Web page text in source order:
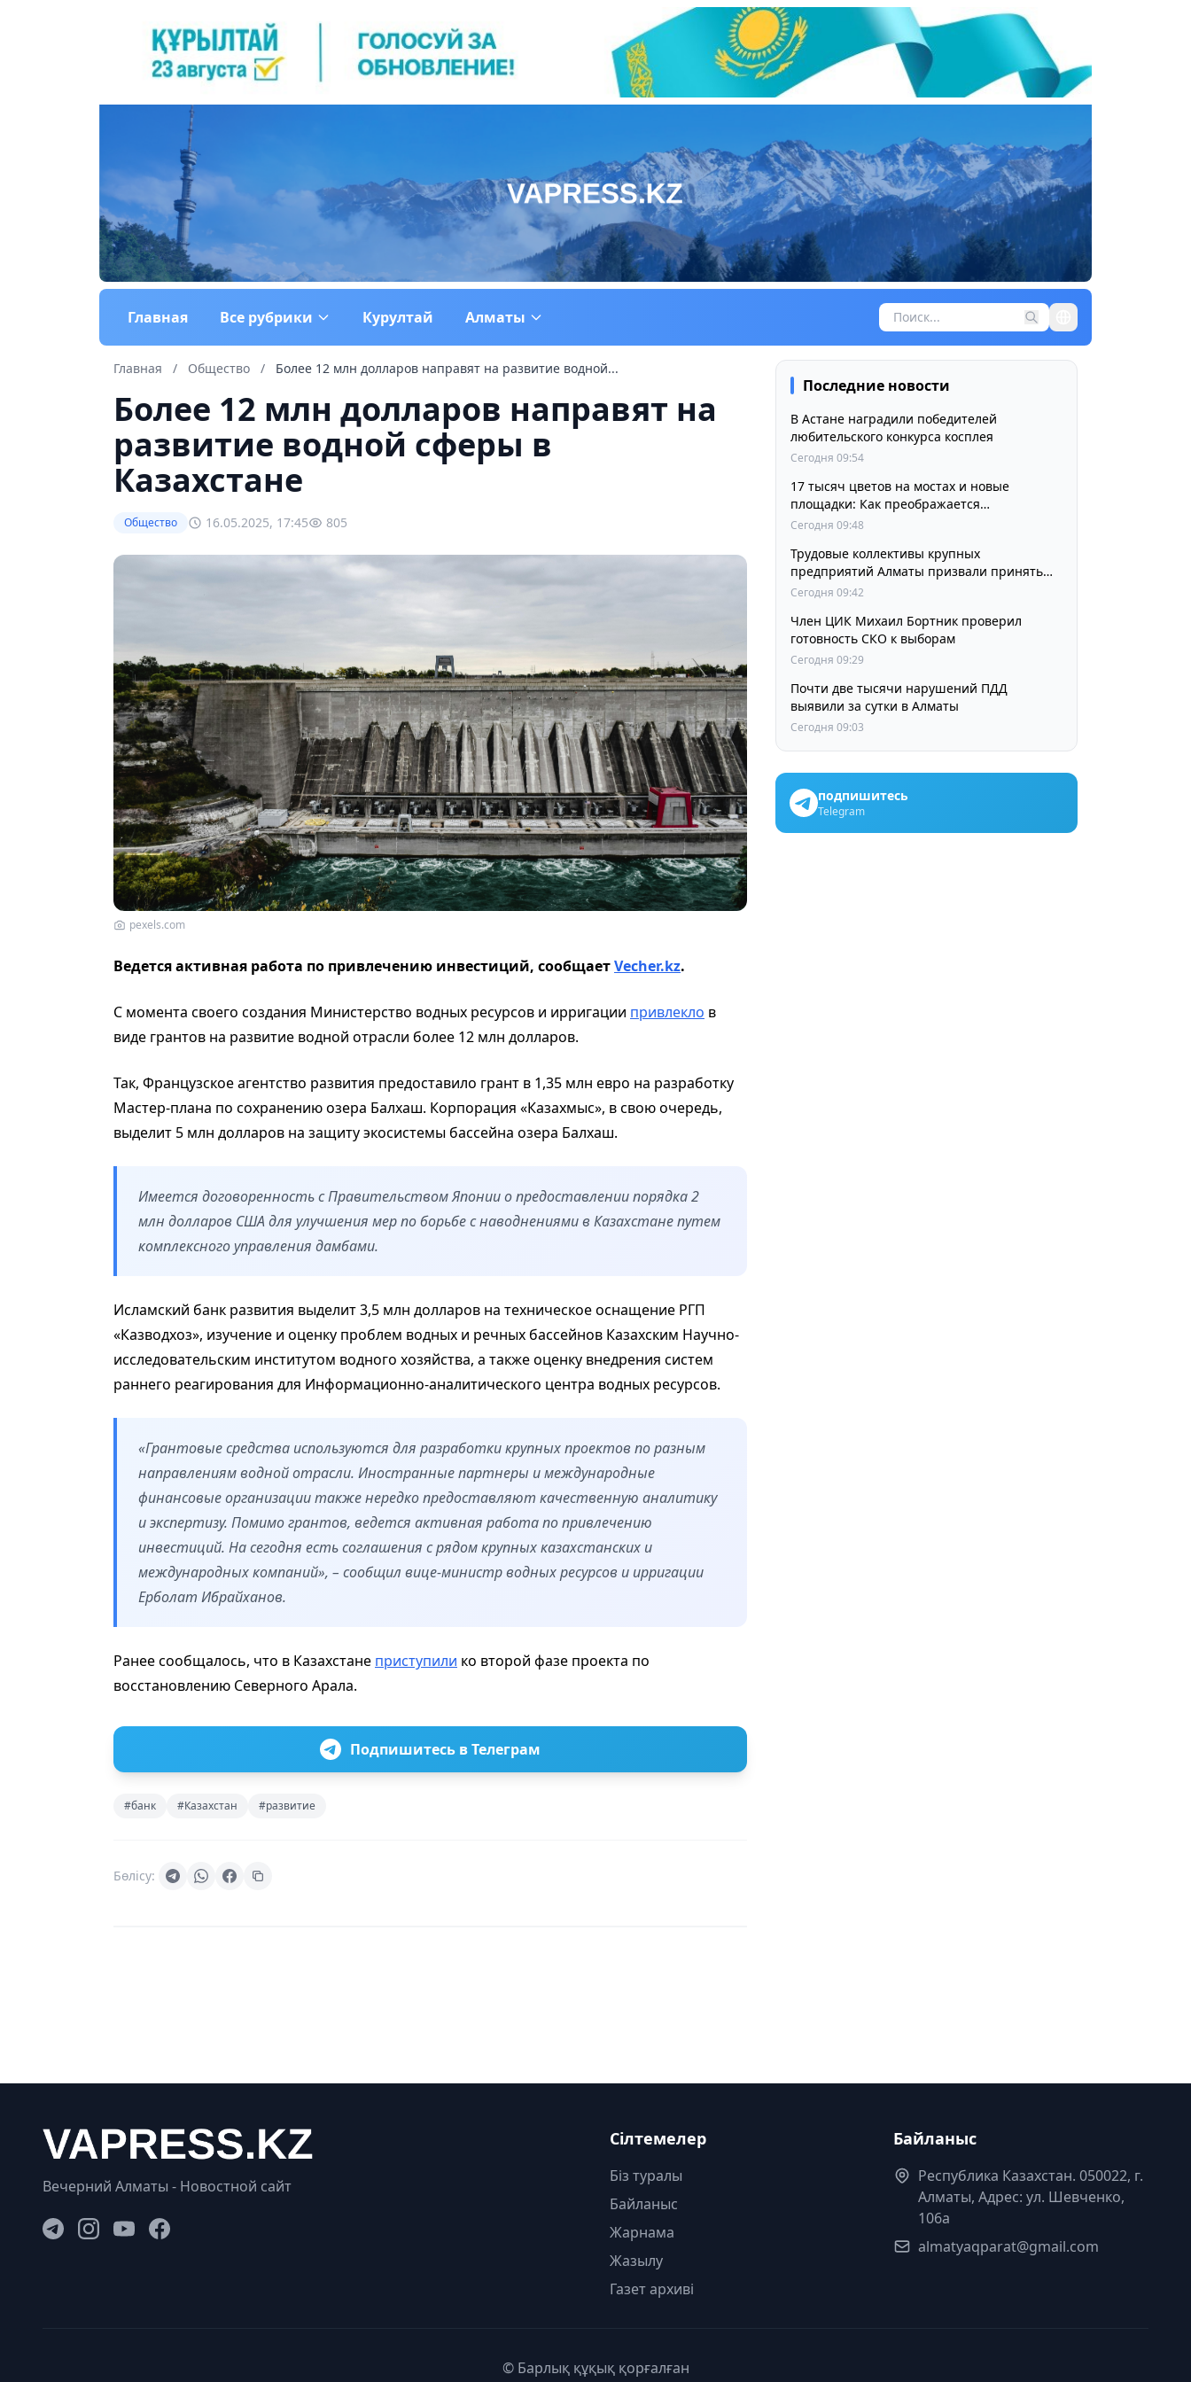
Главная Все рубрики Курултай Алматы
Главная / Общество / Более 12 млн долларов направят на развитие водной...
Более 12 млн долларов направят на
развитие водной сферы в
Казахстане
Общество 16.05.2025, 17:45 805
pexels.com
Ведется активная работа по привлечению инвестиций, сообщаетVecher.kz.
С момента своего создания Министерство водных ресурсов и ирригации привлекло в
виде грантов на развитие водной отрасли более 12 млн долларов.
Так, Французское агентство развития предоставило грант в 1,35 млн евро на разработку
Мастер-плана по сохранению озера Балхаш. Корпорация «Казахмыс», в свою очередь,
выделит 5 млн долларов на защиту экосистемы бассейна озера Балхаш.
Имеется договоренность с Правительством Японии о предоставлении порядка 2
млн долларов США для улучшения мер по борьбе с наводнениями в Казахстане путем
комплексного управления дамбами.
Исламский банк развития выделит 3,5 млн долларов на техническое оснащение РГП
«Казводхоз», изучение и оценку проблем водных и речных бассейнов Казахским Научно-
исследовательским институтом водного хозяйства, а также оценку внедрения систем
раннего реагирования для Информационно-аналитического центра водных ресурсов.
«Грантовые средства используются для разработки крупных проектов по разным
направлениям водной отрасли. Иностранные партнеры и международные
финансовые организации также нередко предоставляют качественную аналитику
и экспертизу. Помимо грантов, ведется активная работа по привлечению
инвестиций. На сегодня есть соглашения с рядом крупных казахстанских и
международных компаний», – сообщил вице-министр водных ресурсов и ирригации
Ерболат Ибрайханов.
Ранее сообщалось, что в Казахстане приступили ко второй фазе проекта по
восстановлению Северного Арала.
Подпишитесь в Телеграм
#банк #Казахстан #развитие
Бөлісу:
Последние новости
В Астане наградили победителей
любительского конкурса косплея
Сегодня 09:54
17 тысяч цветов на мостах и новые
площадки: Как преображается
Наурызбайский район
Сегодня 09:48
Трудовые коллективы крупных
предприятий Алматы призвали принять
участие в выборах членов Курултая
Сегодня 09:42
Член ЦИК Михаил Бортник проверил
готовность СКО к выборам
Сегодня 09:29
Почти две тысячи нарушений ПДД
выявили за сутки в Алматы
Сегодня 09:03
подпишитесь
Telegram
Вечерний Алматы - Новостной сайт
Сілтемелер
Біз туралы
Байланыс
Жарнама
Жазылу
Газет архиві
Байланыс
Республика Казахстан. 050022, г.
Алматы, Адрес: ул. Шевченко,
106а
almatyaqparat@gmail.com
© Барлық құқық қорғалған